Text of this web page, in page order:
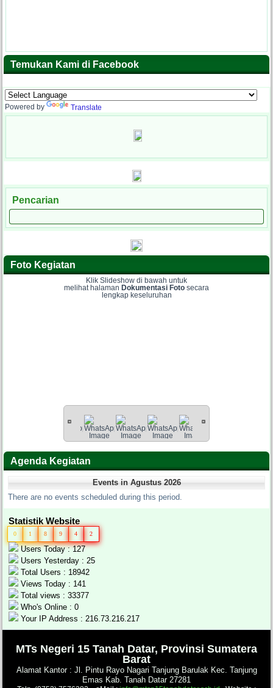
Temukan Kami di Facebook
Powered by Translate
Pencarian
Foto Kegiatan
Klik Slideshow di bawah untuk
melihat halaman Dokumentasi Foto secara
lengkap keseluruhan
Agenda Kegiatan
Events in Agustus 2026
There are no events scheduled during this period.
Statistik Website
0 1 8 9 4 2
Users Today : 127
Users Yesterday : 25
Total Users : 18942
Views Today : 141
Total views : 33377
Who's Online : 0
Your IP Address : 216.73.216.217
MTs Negeri 15 Tanah Datar, Provinsi Sumatera
Barat
Alamat Kantor : Jl. Pintu Rayo Nagari Tanjung Barulak Kec. Tanjung
Emas Kab. Tanah Datar 27281